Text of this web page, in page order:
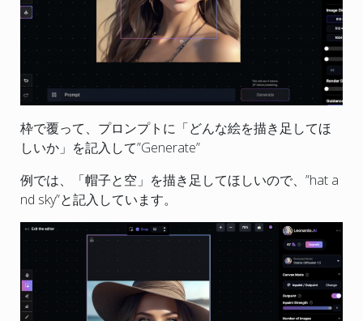
枠で覆って、プロンプトに「どんな絵を描き足してほ
しいか」を記入して”Generate”
例では、「帽子と空」を描き足してほしいので、”hat a
nd sky”と記入しています。